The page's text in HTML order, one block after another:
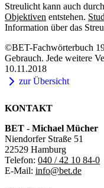
Streulicht kann auch
Objektiven entstehen.
Information über das
©BET-Fachwörterbuch
Gebrauch. Jede weitere
10.11.2018
zur Übersicht
KONTAKT
BET - Michael Mücher
Niendorfer Straße 51
22529 Hamburg
Telefon: 040 / 42 10 84-0
E-Mail: info@bet.de